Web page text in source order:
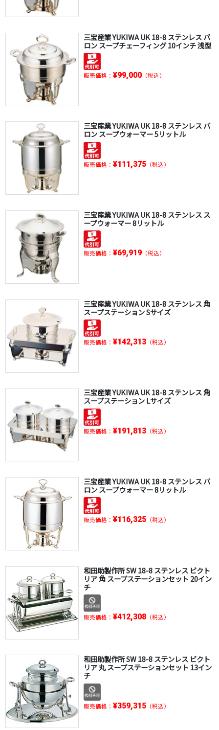
三宝産業 YUKIWA UK 18-8 ステンレス バ
ロン スープチェーフィング 10インチ 浅型
販売価格： ¥99,000（税込）
三宝産業 YUKIWA UK 18-8 ステンレス バ
ロン スープウォーマー 5リットル
販売価格： ¥111,375（税込）
三宝産業 YUKIWA UK 18-8 ステンレス ス
ープウォーマー 8リットル
販売価格： ¥69,919（税込）
三宝産業 YUKIWA UK 18-8 ステンレス 角
スープステーション Sサイズ
販売価格： ¥142,313（税込）
三宝産業 YUKIWA UK 18-8 ステンレス 角
スープステーション Lサイズ
販売価格： ¥191,813（税込）
三宝産業 YUKIWA UK 18-8 ステンレス バ
ロン スープウォーマー 8リットル
販売価格： ¥116,325（税込）
和田助製作所 SW 18-8 ステンレス ビクト
リア 角 スープステーションセット 20イン
チ
販売価格： ¥412,308（税込）
和田助製作所 SW 18-8 ステンレス ビクト
リア 丸 スープステーションセット 13イン
チ
販売価格： ¥359,315（税込）